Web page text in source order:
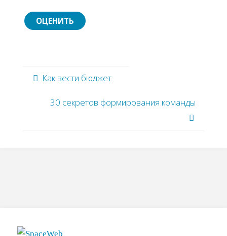
Как вести бюджет
30 секретов формирования команды